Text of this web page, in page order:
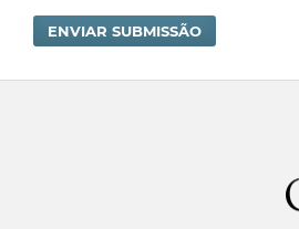
ENVIAR SUBMISSÃO